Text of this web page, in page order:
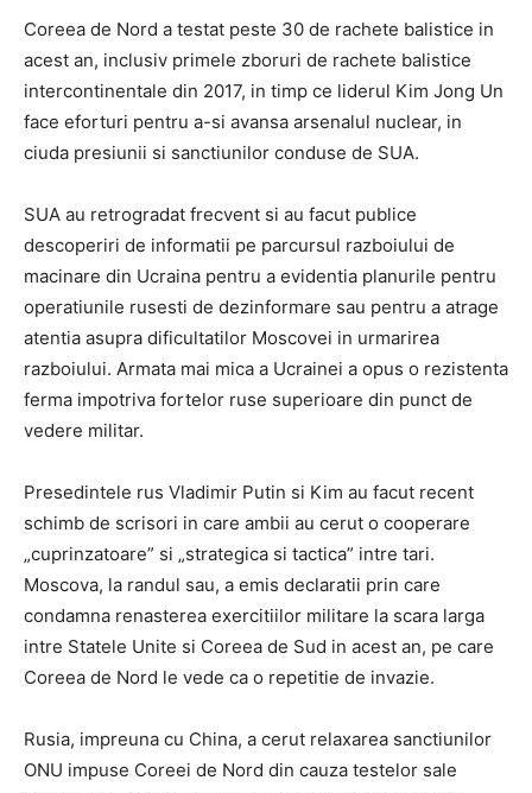
Coreea de Nord a testat peste 30 de rachete balistice in
acest an, inclusiv primele zboruri de rachete balistice
intercontinentale din 2017, in timp ce liderul Kim Jong Un
face eforturi pentru a-si avansa arsenalul nuclear, in
ciuda presiunii si sanctiunilor conduse de SUA.
SUA au retrogradat frecvent si au facut publice
descoperiri de informatii pe parcursul razboiului de
macinare din Ucraina pentru a evidentia planurile pentru
operatiunile rusesti de dezinformare sau pentru a atrage
atentia asupra dificultatilor Moscovei in urmarirea
razboiului. Armata mai mica a Ucrainei a opus o rezistenta
ferma impotriva fortelor ruse superioare din punct de
vedere militar.
Presedintele rus Vladimir Putin si Kim au facut recent
schimb de scrisori in care ambii au cerut o cooperare
„cuprinzatoare” si „strategica si tactica” intre tari.
Moscova, la randul sau, a emis declaratii prin care
condamna renasterea exercitiilor militare la scara larga
intre Statele Unite si Coreea de Sud in acest an, pe care
Coreea de Nord le vede ca o repetitie de invazie.
Rusia, impreuna cu China, a cerut relaxarea sanctiunilor
ONU impuse Coreei de Nord din cauza testelor sale